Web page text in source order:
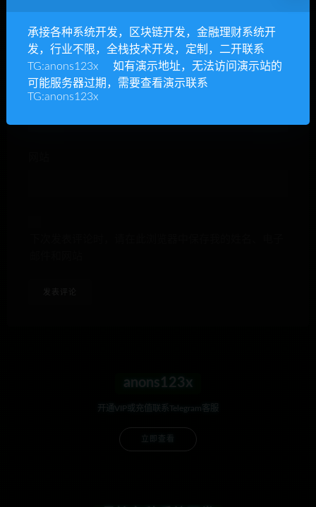
昵称*
E-mail*
anons123x
开通VIP或充值联系Telegram客服
立即查看
承接各种系统开发，区块链开发，金融理财系统开
发，行业不限，全栈技术开发，定制，二开联系
TG:anons123x 如有演示地址，无法访问演示站的
可能服务器过期，需要查看演示联系
TG:anons123x